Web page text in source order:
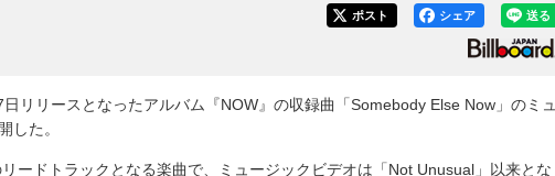
送る
シェア
ポスト
リリースとなったアルバム『NOW』の収録曲「Somebody Else Now」のミュ
した。
ードトラックとなる楽曲で、ミュージックビデオは「Not Unusual」以来とな